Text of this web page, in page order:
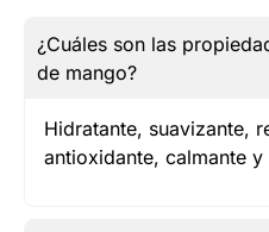
¿Cuáles son las
de mango?
Hidratante, suavizante,
antioxidante, calmante